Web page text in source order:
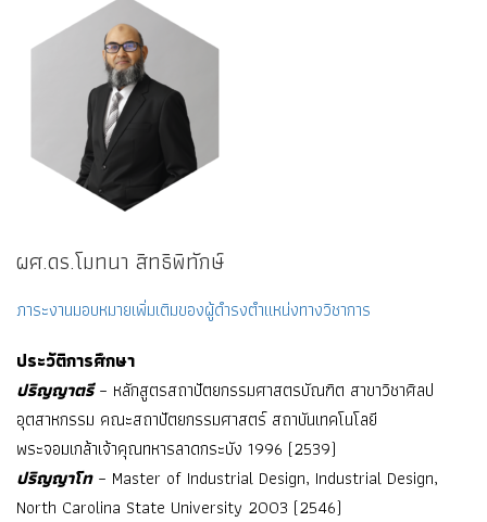
ผศ.ดร.โมทนา สิทธิพิทักษ์
ภาระงานมอบหมายเพิ่มเติมของผู้ดำรงตำแหน่งทางวิชาการ
ประวัติการศึกษา
ปริญญาตรี– หลักสูตรสถาปัตยกรรมศาสตรบัณฑิต สาขาวิชาศิลป
อุตสาหกรรม คณะสถาปัตยกรรมศาสตร์ สถาบันเทคโนโลยี
พระจอมเกล้าเจ้าคุณทหารลาดกระบัง 1996 (2539)
ปริญญาโท– Master of Industrial Design, Industrial Design,
North Carolina State University 2003 (2546)